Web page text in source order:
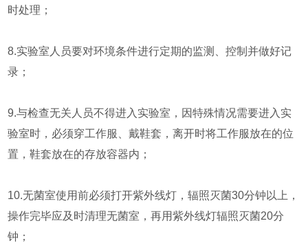
时处理；
8.实验室人员要对环境条件进行定期的监测、控制并做好记
录；
9.与检查无关人员不得进入实验室，因特殊情况需要进入实
验室时，必须穿工作服、戴鞋套，离开时将工作服放在的位
置，鞋套放在的存放容器内；
10.无菌室使用前必须打开紫外线灯，辐照灭菌30分钟以上，
操作完毕应及时清理无菌室，再用紫外线灯辐照灭菌20分
钟；